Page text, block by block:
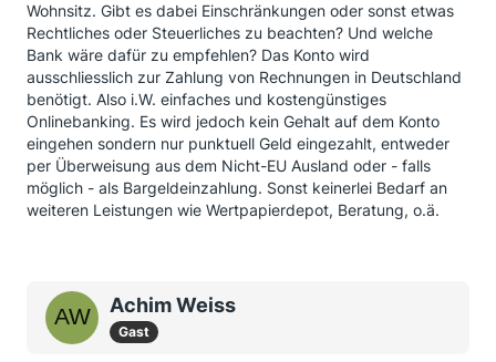
Wohnsitz. Gibt es dabei Einschränkungen oder sonst etwas
Rechtliches oder Steuerliches zu beachten? Und welche
Bank wäre dafür zu empfehlen? Das Konto wird
ausschliesslich zur Zahlung von Rechnungen in Deutschland
benötigt. Also i.W. einfaches und kostengünstiges
Onlinebanking. Es wird jedoch kein Gehalt auf dem Konto
eingehen sondern nur punktuell Geld eingezahlt, entweder
per Überweisung aus dem Nicht-EU Ausland oder - falls
möglich - als Bargeldeinzahlung. Sonst keinerlei Bedarf an
weiteren Leistungen wie Wertpapierdepot, Beratung, o.ä.
Achim Weiss
Gast